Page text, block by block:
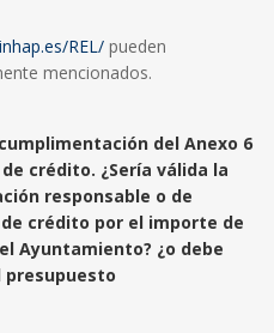
REL/ pueden
mencionados.
del Anexo 6
crédito. ¿Sería válida la
responsable o de
crédito por el importe de
Ayuntamiento? ¿o debe